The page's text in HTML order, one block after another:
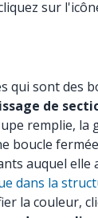
sur
qui sont des
de
remplie, la
boucle
auquel elle
dans la
la couleur,